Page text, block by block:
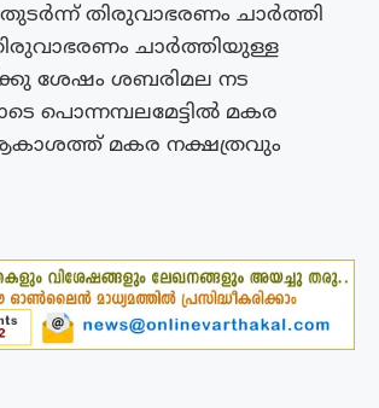
തിരുവാഭരണം ചാർത്തി
ചാർത്തിയുള്ള
ശേഷം ശബരി​മല നട
പൊന്നമ്പലമേട്ടിൽ മകര
മകര നക്ഷത്രവും